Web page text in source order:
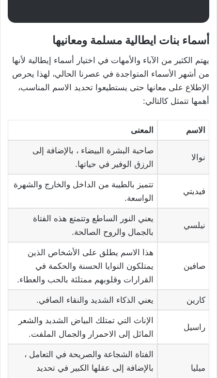
أسماء بنات ايطالية مسلمة ومعانيها
يهتم الكثير من الآباء والأمهات في اختيار أسماء إيطالية لأنها
من أشهر الأسماء المتواجدة في عصرنا الحالي، لهذا يحرص
الإطلاع على معانها حتى يستطيعوا تحديد الاسم المناسب،
أهمها تتمثل كالتالي:
الاسم المعنى
نوالا
صاحبة البشرة البيضاء ، بالإضافة إلى
الرزق الوفير في حياتها.
فيديتي
تتميز بالطيبة من الداخل والخارج والشهرة
الواسعة.
نيلسي
يعني النور الساطع وتتمتع هذه الفتاة
بالجمال والروح الصالحة.
صافين
هذا الاسم يطلق على الأشخاص الذين
يمتلكون النوايا الحسنة والحكمة في
القرارات وقلوبهم ممتلئة بالحب والعطاء.
كارين يعني الذكاء الشديد والنقاء الصافي.
راسيل
الإناث التي تمتلك البياض الشديد والشعر
المائل إلى الاحمرار والجمال الملفت.
ميليا
الفتاة الشجاعة والصريحة في التعامل ،
بالإضافة إلى عقلها الكبير في تحديد